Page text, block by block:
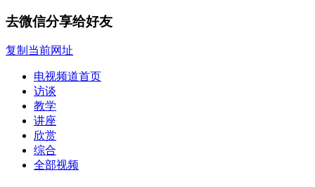
去微信分享给好友
复制当前网址
电视频道首页
访谈
教学
讲座
欣赏
综合
全部视频